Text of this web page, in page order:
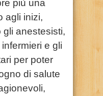
più una
agli inizi,
gli anestesisti,
e gli
per poter
di salute